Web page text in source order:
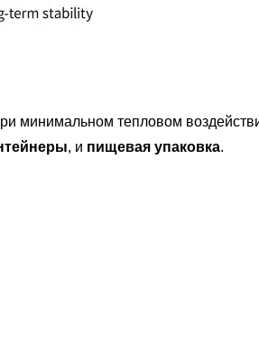
минимальном тепловом
, и пищевая упаковка.